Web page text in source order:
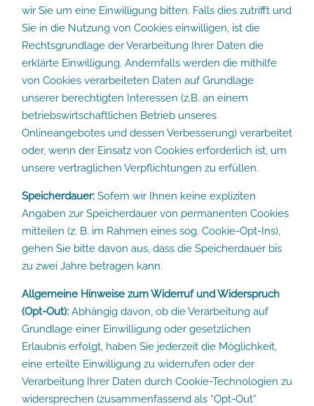
wir Sie um eine Einwilligung bitten. Falls dies zutrifft und
Sie in die Nutzung von Cookies einwilligen, ist die
Rechtsgrundlage der Verarbeitung Ihrer Daten die
erklärte Einwilligung. Andernfalls werden die mithilfe
von Cookies verarbeiteten Daten auf Grundlage
unserer berechtigten Interessen (z.B. an einem
betriebswirtschaftlichen Betrieb unseres
Onlineangebotes und dessen Verbesserung) verarbeitet
oder, wenn der Einsatz von Cookies erforderlich ist, um
unsere vertraglichen Verpflichtungen zu erfüllen.
Speicherdauer: Sofern wir Ihnen keine expliziten
Angaben zur Speicherdauer von permanenten Cookies
mitteilen (z. B. im Rahmen eines sog. Cookie-Opt-Ins),
gehen Sie bitte davon aus, dass die Speicherdauer bis
zu zwei Jahre betragen kann.
Allgemeine Hinweise zum Widerruf und Widerspruch
(Opt-Out): Abhängig davon, ob die Verarbeitung auf
Grundlage einer Einwilligung oder gesetzlichen
Erlaubnis erfolgt, haben Sie jederzeit die Möglichkeit,
eine erteilte Einwilligung zu widerrufen oder der
Verarbeitung Ihrer Daten durch Cookie-Technologien zu
widersprechen (zusammenfassend als “Opt-Out”